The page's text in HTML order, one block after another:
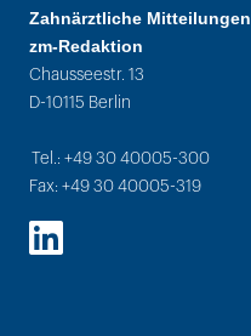
Zahnärztliche Mitteilungen
zm-Redaktion
Chausseestr. 13
D-10115 Berlin
Tel.: +49 30 40005-300
Fax: +49 30 40005-319
LinkedIn